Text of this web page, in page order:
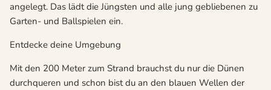
angelegt. Das lädt die Jüngsten und alle jung gebliebenen zu
Garten- und Ballspielen ein.
Entdecke deine Umgebung
Mit den 200 Meter zum Strand brauchst du nur die Dünen
durchqueren und schon bist du an den blauen Wellen der